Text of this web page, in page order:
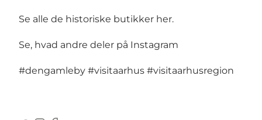
Se alle de historiske butikker her.
Se, hvad andre deler på Instagram
#dengamleby #visitaarhus #visitaarhusregion